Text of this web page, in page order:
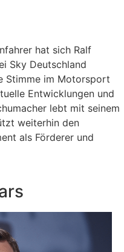
hat sich Ralf
Sky Deutschland
Stimme im Motorsport
Entwicklungen und
lebt mit seinem
weiterhin den
als Förderer und